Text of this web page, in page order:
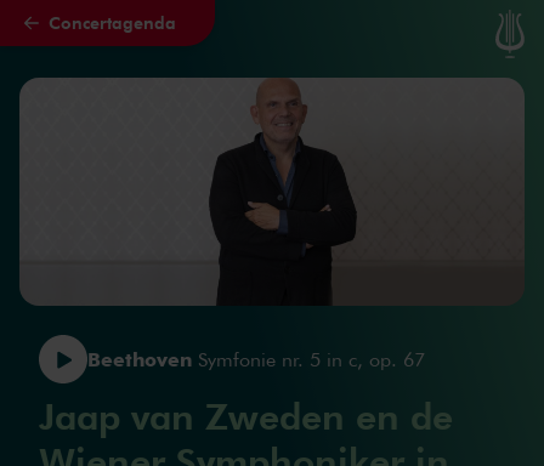
Naar hoofdcontent
Concertagenda
Beethoven Symfonie nr. 5 in c, op. 67
Jaap van Zweden en de